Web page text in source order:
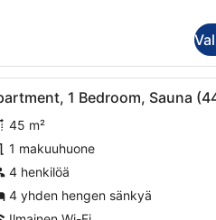
on katettu kuisti, ulkona
7 1 Bedroom, Sauna
45 m²
1 makuuhuone
4 henkilöä
4 yhden hengen sänkyä